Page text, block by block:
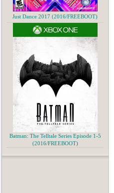
Just Dance 2017 (2016/FREEBOOT)
Batman: The Telltale Series Episode 1-5
(2016/FREEBOOT)